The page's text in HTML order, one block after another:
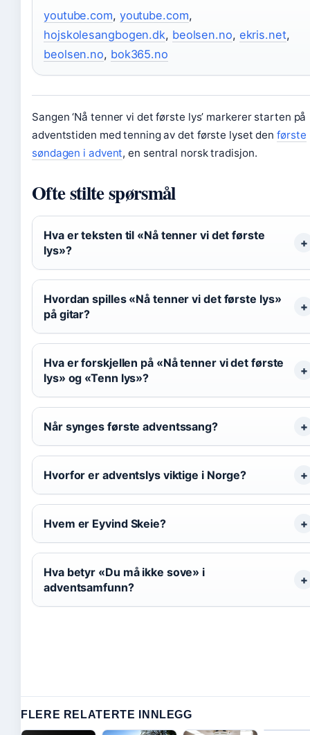
youtube.com, youtube.com,
hojskolesangbogen.dk, beolsen.no, ekris.net,
beolsen.no, bok365.no
Sangen ‘Nå tenner vi det første lys’ markerer starten på
adventstiden med tenning av det første lyset denførste
søndagen i advent, en sentral norsk tradisjon.
Ofte stilte spørsmål
Hva er teksten til «Nå tenner vi det første
lys»?
Hvordan spilles «Nå tenner vi det første lys»
på gitar?
Hva er forskjellen på «Nå tenner vi det første
lys» og «Tenn lys»?
Når synges første adventssang?
Hvorfor er adventslys viktige i Norge?
Hvem er Eyvind Skeie?
Hva betyr «Du må ikke sove» i
adventsamfunn?
FLERE RELATERTE INNLEGG